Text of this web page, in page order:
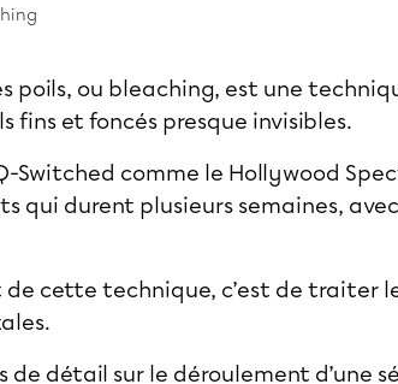
poils, ou bleaching, est une
fins et foncés presque invisibles.
Switched comme le Hollywood
qui durent plusieurs semaines,
cette technique, c’est de traiter
de détail sur le déroulement d’une